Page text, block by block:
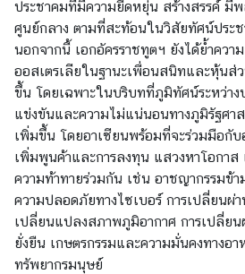
สุ
ล
กิ
จ
ก
ร
ร
ม
สำ
คั
ญ
แ
ประชาคมที่มีความยืดหยุ่น สร้างสรรค์ มี
ศูนย์กลาง ตามที่สะท้อนในวิสัยทัศน์ประ
นอกจากนี้ เอกอัครราชทูตฯ ยังได้ย้ำคว
ออสเตรเลียในฐานะเพื่อนสนิทและหุ้นส่
ขึ้น โดยเฉพาะในบริบทที่ภูมิทัศน์ระหว่าง
แข่งขันและความไม่แน่นอนทางภูมิรัฐศา
เพิ่มขึ้น โดยอาเซียนพร้อมที่จะร่วมมือกับ
เพิ่มพูนค้าและการลงทุน แสวงหาโอกาส
ความท้าทายร่วมกัน เช่น อาชญากรรมข้
ความปลอดภัยทางไซเบอร์ การเปลี่ยนผ่
เปลี่ยนแปลงสภาพภูมิอากาศ การเปลี่ยน
ยั่งยืน เกษตรกรรมและความมั่นคงทางอ
ทรัพยากรมนุษย์